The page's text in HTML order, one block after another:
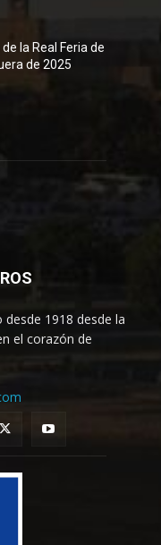
la Real Feria de
de 2025
1918 desde la
el corazón de